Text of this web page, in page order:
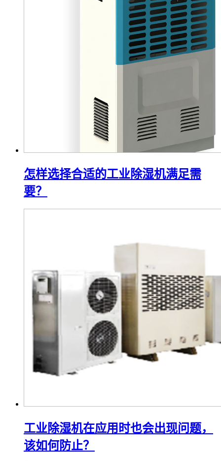
怎样选择合适的工业除湿机满足需
要？
工业除湿机在应用时也会出现问题，
该如何防止？